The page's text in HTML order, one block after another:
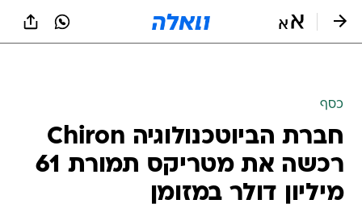
כסף
חברת הביוטכנולוגיה Chiron
רכשה את מטריקס תמורת 61
מיליון דולר במזומן